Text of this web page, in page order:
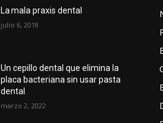
La mala praxis dental
julio 6, 2018
Un cepillo dental que elimina la
placa bacteriana sin usar pasta
dental
marzo 2, 2022